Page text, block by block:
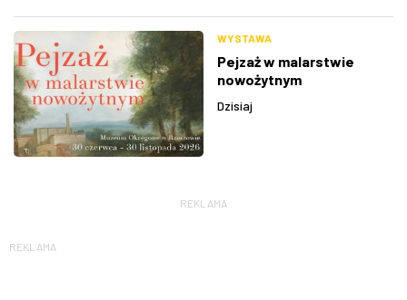
WYSTAWA
Pejzaż w malarstwie
nowożytnym
Dzisiaj
REKLAMA
REKLAMA